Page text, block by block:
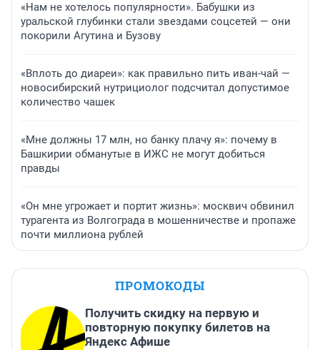
«Нам не хотелось популярности». Бабушки из
уральской глубинки стали звездами соцсетей — они
покорили Агутина и Бузову
«Вплоть до диареи»: как правильно пить иван-чай —
новосибирский нутрициолог подсчитал допустимое
количество чашек
«Мне должны 17 млн, но банку плачу я»: почему в
Башкирии обманутые в ИЖС не могут добиться
правды
«Он мне угрожает и портит жизнь»: москвич обвинил
турагента из Волгограда в мошенничестве и пропаже
почти миллиона рублей
ПРОМОКОДЫ
Получить скидку на первую и
повторную покупку билетов на
Яндекс Афише